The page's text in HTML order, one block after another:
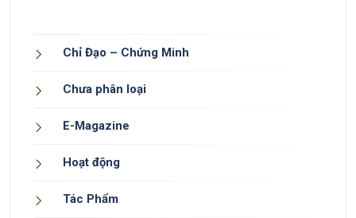
Chỉ Đạo – Chứng Minh
Chưa phân loại
E-Magazine
Hoạt động
Tác Phẩm